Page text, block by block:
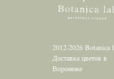
2012-2026 Botanica
Доставка цветов в
Воронеже